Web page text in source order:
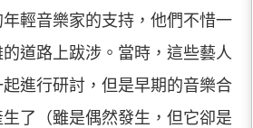
輕音樂家的支持，他們不惜一
道路上跋涉。當時，這些藝人
進行研討，但是早期的音樂合
了（雖是偶然發生，但它卻是